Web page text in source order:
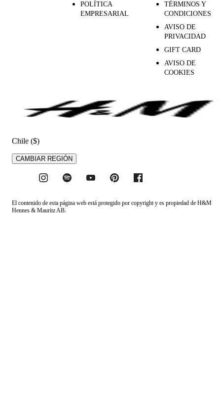
POLÍTICA
EMPRESARIAL
TÉRMINOS Y
CONDICIONES
AVISO DE
PRIVACIDAD
GIFT CARD
AVISO DE
COOKIES
Chile ($)
CAMBIAR REGIÓN
El contenido de esta página web está protegido por copyright y es propiedad de H&M
Hennes & Mauritz AB.